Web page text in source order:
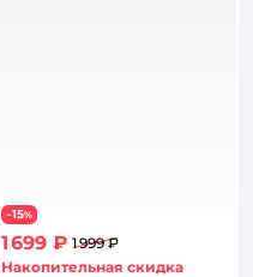
−15%
1 699 ₽ 1 999 ₽
Накопительная скидка